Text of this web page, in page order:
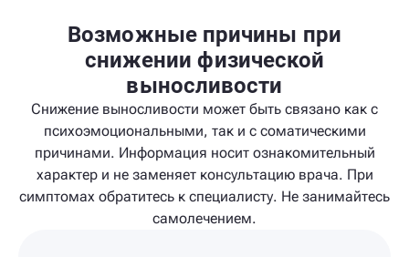
Возможные причины при
снижении физической
выносливости
Снижение выносливости может быть связано как с
психоэмоциональными, так и с соматическими
причинами. Информация носит ознакомительный
характер и не заменяет консультацию врача. При
симптомах обратитесь к специалисту. Не занимайтесь
самолечением.